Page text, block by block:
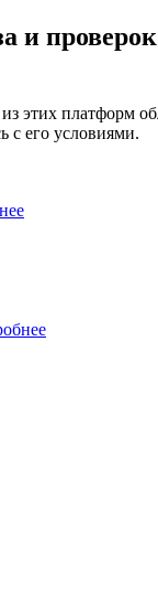
и
этих платформ
с его условиями.